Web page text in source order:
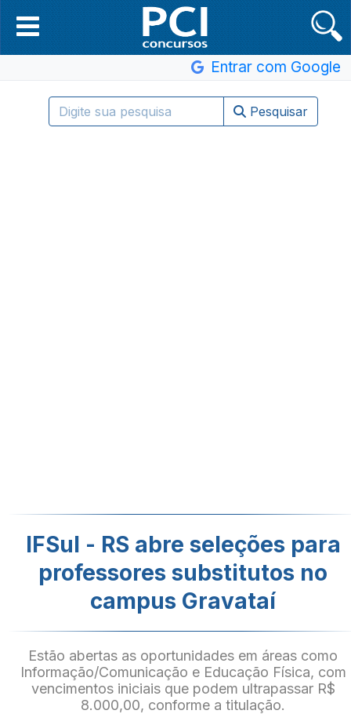
Entrar com Google
Pesquisar
IFSul - RS abre seleções para
professores substitutos no
campus Gravataí
Estão abertas as oportunidades em áreas como
Informação/Comunicação e Educação Física, com
vencimentos iniciais que podem ultrapassar R$
8.000,00, conforme a titulação.